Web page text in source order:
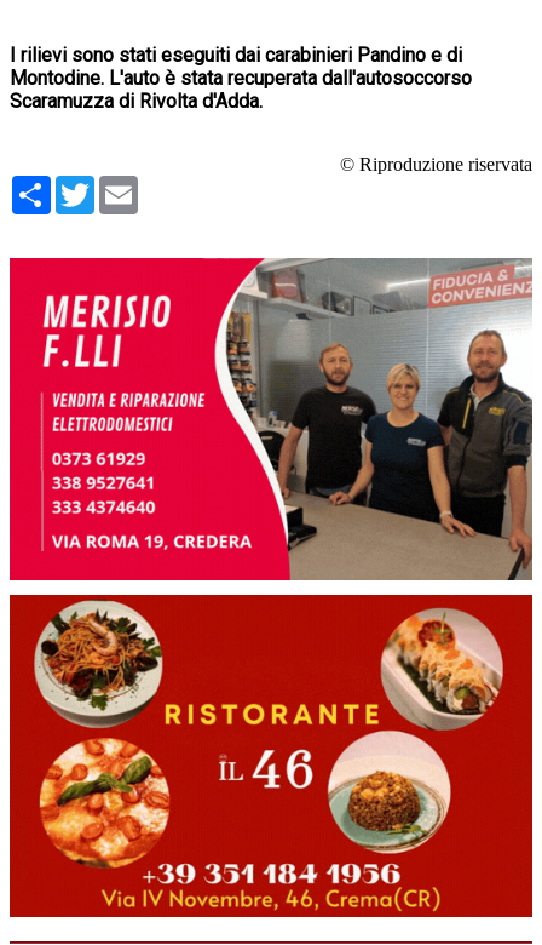
I rilievi sono stati eseguiti dai carabinieri Pandino e di
Montodine. L'auto è stata recuperata dall'autosoccorso
Scaramuzza di Rivolta d'Adda.
© Riproduzione riservata
Condividi
Twitter